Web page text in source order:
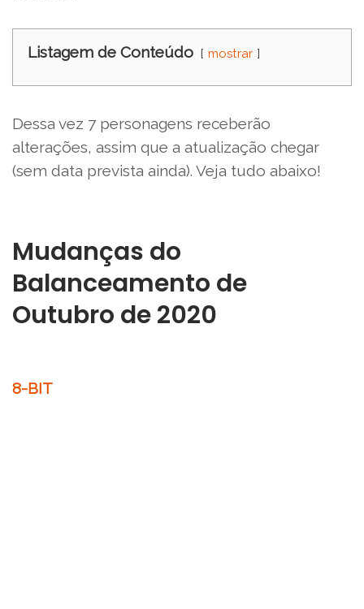
Listagem de Conteúdo mostrar
Dessa vez 7 personagens receberão
alterações, assim que a atualização chegar
(sem data prevista ainda). Veja tudo abaixo!
Mudanças do
Balanceamento de
Outubro de 2020
8-BIT